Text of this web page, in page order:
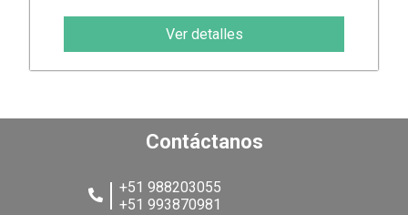
Ver detalles
Contáctanos
+51 988203055
+51 993870981